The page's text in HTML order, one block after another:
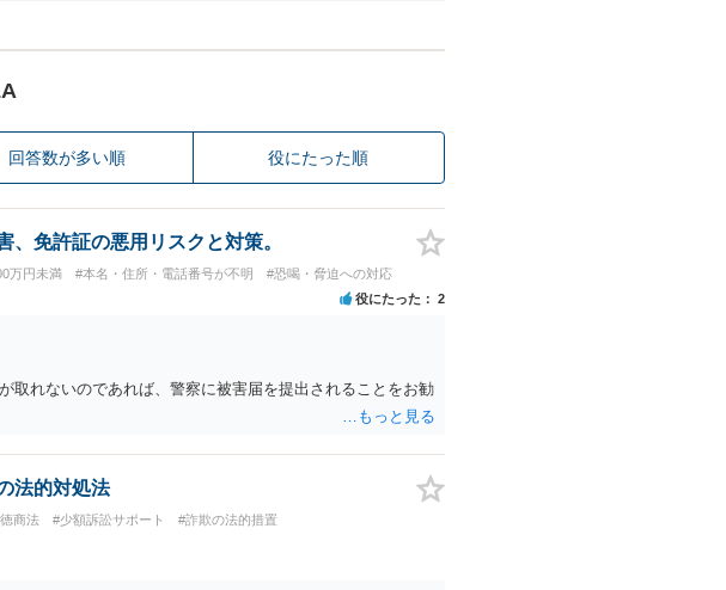
回答数が多い順 役にたった順
免許証の悪用リスクと対策。
万円未満 #本名・住所・電話番号が不明 #恐喝・脅迫への対応
役にたった 2
取れないのであれば、警察に被害届を提出されることをお勧
法的対処法
商法 #少額訴訟サポート
#詐欺の法的措置